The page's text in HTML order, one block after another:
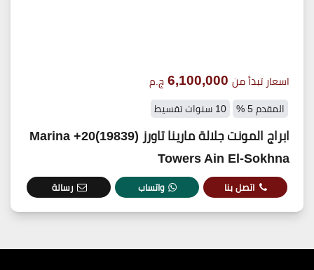
اسعار تبدأ من 6,100,000 ج.م
المقدم 5 % 10 سنوات تقسيط
ابراج المونت جلالة مارينا تاورز (19839)20+ Marina
Towers Ain El-Sokhna
اتصل بنا واتساب رسالة